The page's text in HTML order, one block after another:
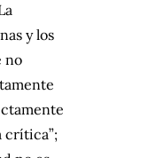
y los
no
crítica”;